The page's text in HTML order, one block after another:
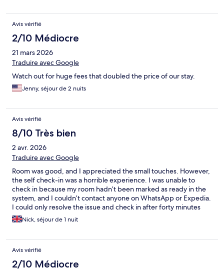
Avis vérifié
2/10 Médiocre
21 mars 2026
Traduire avec Google
Watch out for huge fees that doubled the price of our stay.
Jenny, séjour de 2 nuits
Avis vérifié
8/10 Très bien
2 avr. 2026
Traduire avec Google
Room was good, and I appreciated the small touches. However,
the self check-in was a horrible experience. I was unable to
check in because my room hadn’t been marked as ready in the
system, and I couldn’t contact anyone on WhatsApp or Expedia.
I could only resolve the issue and check in after forty minutes
when another guest had the same issue, but could contact the
host via a competing provider (rhymes with “looking bot from”).
Nick, séjour de 1 nuit
Avis vérifié
2/10 Médiocre